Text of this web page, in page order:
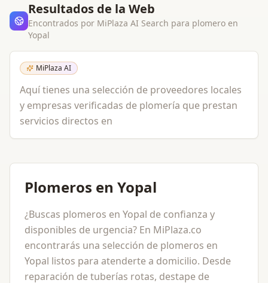
Resultados de la Web
Encontrados por MiPlaza AI Search para plomero en
Yopal
MiPlaza AI
Aquí tienes una selección de proveedores locales
y empresas verificadas de plomería que prestan
servicios directos en
Plomeros en Yopal
¿Buscas plomeros en Yopal de confianza y
disponibles de urgencia? En MiPlaza.co
encontrarás una selección de plomeros en
Yopal listos para atenderte a domicilio. Desde
reparación de tuberías rotas, destape de